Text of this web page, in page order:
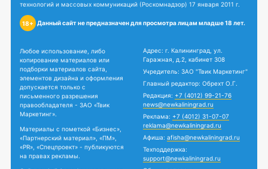
технологий и массовых коммуникаций (Роскомнадзор) 17 января 2011 г.
18+ Данный сайт не предназначен для просмотра лицам младше 18 лет.
Любое использование, либо
копирование материалов или
подборки материалов сайта,
элементов дизайна и оформления
допускается только с
письменного разрешения
правообладателя - ЗАО «Твик
Маркетинг».
Материалы с пометкой «Бизнес»,
«Партнерский материал», «ПМ»,
«PR», «Спецпроект» - публикуются
на правах рекламы.
Адрес: г. Калининград, ул.
Гаражная, д.2, кабинет 308
Учредитель: ЗАО "Твик Маркетинг"
Главный редактор: Обрехт О.Г.
Редакция: +7 (4012) 99-21-76
news@newkaliningrad.ru
Реклама: +7 (4012) 31-07-07
reklama@newkaliningrad.ru
Афиша: afisha@newkaliningrad.ru
Техподдержка:
support@newkaliningrad.ru